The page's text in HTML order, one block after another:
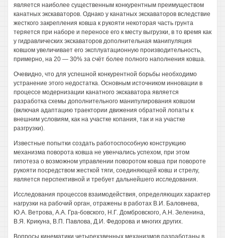
является наиболее существенным конкурентным преимуществом
канатных экскаваторов. Однако у канатных экскаваторов вследствие
жесткого закрепления ковша к рукояти некоторая часть грунта
теряется при наборе и переносе его к месту выгрузки, в то время как
у гидравлических экскаваторов дополнительная манипуляция
ковшом увеличивает его эксплуатационную производительность,
примерно, на 20 — 30% за счёт более полного наполнения ковша.
Очевидно, что для успешной конкурентной борьбы необходимо
устранение этого недостатка. Основным источником инновации в
процессе модернизации канатного экскаватора является
разработка схемы дополнительного манипулирования ковшом
(включая адаптацию траектории движения обратной лопаты к
внешним условиям, как на участке копания, так и на участке
разгрузки).
Известные попытки создать работоспособную конструкцию
механизма поворота ковша не увенчались успехом, при этом
гипотеза о возможном управлении поворотом ковша при повороте
рукояти посредством жесткой тяги, соединяющей ковш и стрелу,
является перспективной и требует дальнейшего исследования.
Исследования процессов взаимодействия, определяющих характер
нагрузки на рабочий орган, отражены в работах В.И. Баловнева,
Ю.А. Ветрова, A.A. Гра-бовского, Н.Г. Домбровского, А.Н. Зеленина,
В.Я. Крикуна, В.П. Павлова, Д.И. Федорова и многих других.
Вопросы кинематики четырехзвенных механизмов разработаны в